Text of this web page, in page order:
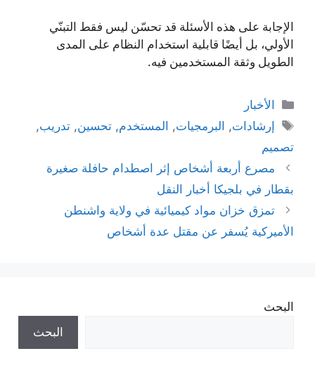
الإجابة على هذه الأسئلة قد تحسّن ليس فقط التبنّي
الأولي، بل أيضًا قابلية استخدام النظام على المدى
الطويل وثقة المستخدمين فيه.
التصنيفات
الأخبار
الوسوم
إرشادات, البرمجيات, المستخدم,تحسين,تدريب,
تصميم
مصرع أربعة أشخاص إثر اصطدام حافلة صغيرة
بقطار في بلجيكا أخبار النقل
تمزق خزان مواد كيميائية في ولاية واشنطن
الأميركية يُسفر عن مقتل عدة أشخاص
البحث
البحث